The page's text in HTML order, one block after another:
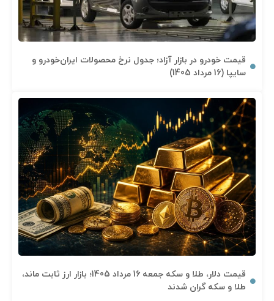
قیمت خودرو در بازار آزاد؛ جدول نرخ محصولات ایران‌خودرو و
سایپا (16 مرداد 1405)
قیمت دلار، طلا و سکه جمعه 16 مرداد 1405؛ بازار ارز ثابت ماند،
طلا و سکه گران شدند